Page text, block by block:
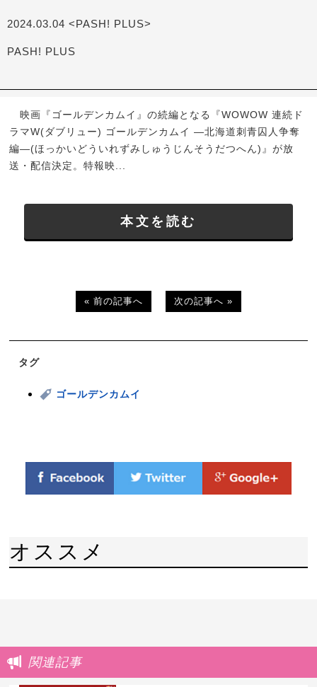
2024.03.04 <PASH! PLUS>
PASH! PLUS
映画『ゴールデンカムイ』の続編となる『WOWOW 連続ド
ラマW(ダブリュー) ゴールデンカムイ ―北海道刺青囚人争奪
編―(ほっかいどういれずみしゅうじんそうだつへん)』が放
送・配信決定。特報映...
本文を読む
« 前の記事へ 次の記事へ »
タグ
ゴールデンカムイ
オススメ
関連記事